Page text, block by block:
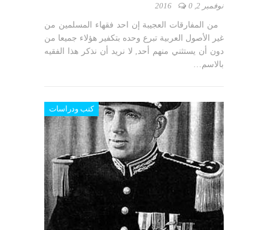
نوفمبر 2, 2016 0
من المفارقات العجيبة إن احد فقهاء المسلمين من
غير الأصول العربية تبرع وحده بتكفير هؤلاء جميعا من
دون أن يستثني منهم أحد, لا نريد أن نذكر هذا الفقيه
بالاسم…
كتب ودراسات